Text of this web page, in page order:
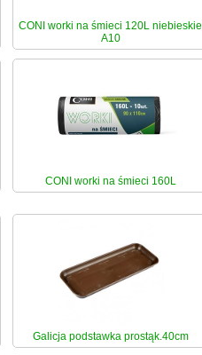
CONI worki na śmieci 120L niebieskie
A10
CONI worki na śmieci 160L
Galicja podstawka prostąk.40cm